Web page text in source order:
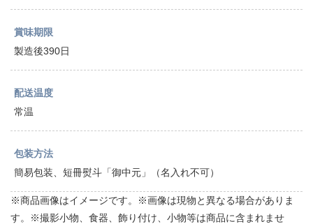
賞味期限
製造後390日
配送温度
常温
包装方法
簡易包装、短冊熨斗「御中元」（名入れ不可）
※商品画像はイメージです。※画像は現物と異なる場合がありま
す。※撮影小物、食器、飾り付け、小物等は商品に含まれませ